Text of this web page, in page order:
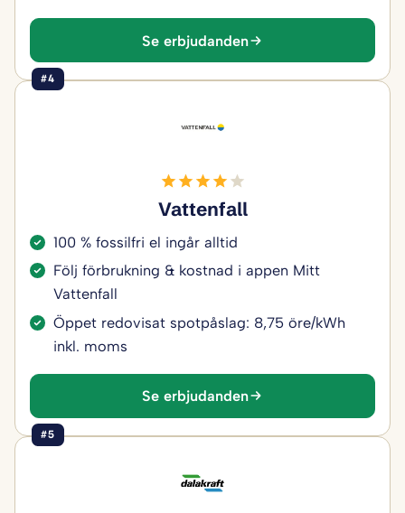
Se erbjudanden
#4
Vattenfall
100 % fossilfri el ingår alltid
Följ förbrukning & kostnad i appen Mitt
Vattenfall
Öppet redovisat spotpåslag: 8,75 öre/kWh
inkl. moms
Se erbjudanden
#5